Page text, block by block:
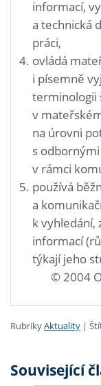
informací,
a technická
práci,
ovládá
i písemně
terminologii
v
na úrovni
s
v rámci
používá
a
k vyhledání,
informací
týkají jeho
© 2004
RubrikyAktuality |
Související